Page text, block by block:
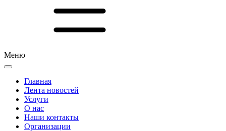
Меню
Главная
Лента новостей
Услуги
О нас
Наши контакты
Организации